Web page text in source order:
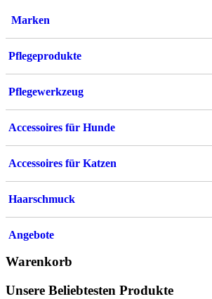
Marken
Pflegeprodukte
Pflegewerkzeug
Accessoires für Hunde
Accessoires für Katzen
Haarschmuck
Angebote
Warenkorb
Unsere Beliebtesten Produkte